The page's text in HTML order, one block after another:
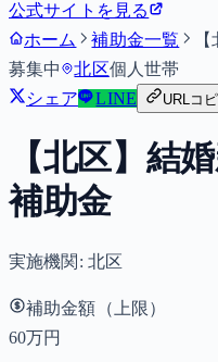
公式サイトを見る
ホーム
補助金一覧
募集中
北区個人世帯
シェア
LINE URLコ
【北区】結
補助金
実施機関: 北区
補助金額（上限）
60万円